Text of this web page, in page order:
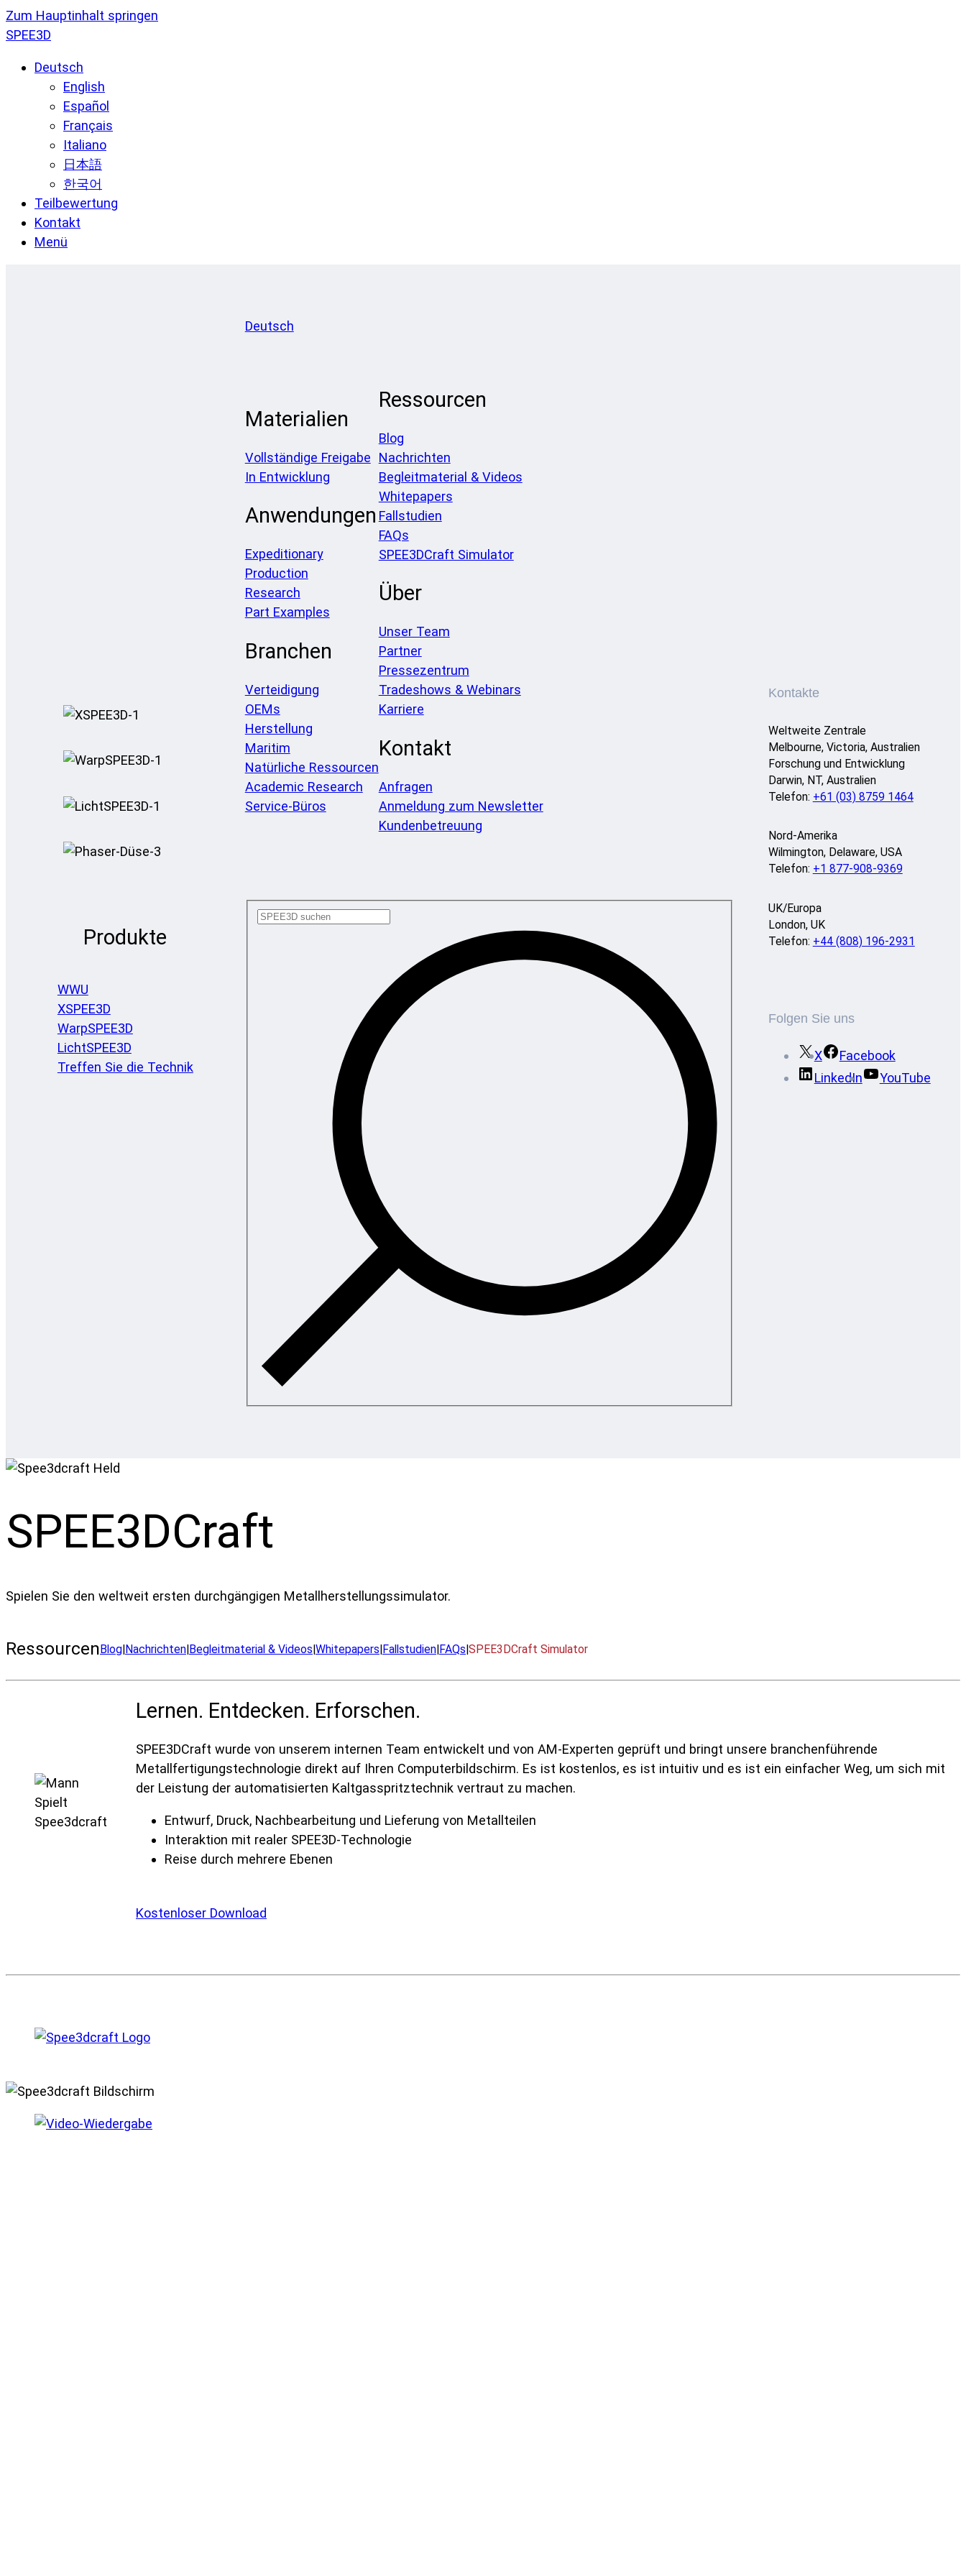
Zum Hauptinhalt springen
SPEE3D
Deutsch
English
Español
Français
Italiano
日本語
한국어
Teilbewertung
Kontakt
Menü
Produkte
WWU
XSPEE3D
WarpSPEE3D
LichtSPEE3D
Treffen Sie die Technik
Deutsch
Materialien
Vollständige Freigabe
In Entwicklung
Anwendungen
Expeditionary
Production
Research
Part Examples
Branchen
Verteidigung
OEMs
Herstellung
Maritim
Natürliche Ressourcen
Academic Research
Service-Büros
Ressourcen
Blog
Nachrichten
Begleitmaterial & Videos
Whitepapers
Fallstudien
FAQs
SPEE3DCraft Simulator
Über
Unser Team
Partner
Pressezentrum
Tradeshows & Webinars
Karriere
Kontakt
Anfragen
Anmeldung zum Newsletter
Kundenbetreuung
Kontakte
Weltweite Zentrale
Melbourne, Victoria, Australien
Forschung und Entwicklung
Darwin, NT, Australien
Telefon: +61 (03) 8759 1464
Nord-Amerika
Wilmington, Delaware, USA
Telefon: +1 877-908-9369
UK/Europa
London, UK
Telefon: +44 (808) 196-2931
Folgen Sie uns
X
Facebook
LinkedIn
YouTube
SPEE3DCraft
Spielen Sie den weltweit ersten durchgängigen Metallherstellungssimulator.
RessourcenBlog|Nachrichten|Begleitmaterial & Videos|Whitepapers|Fallstudien|FAQs|SPEE3DCraft Simulator
Lernen. Entdecken. Erforschen.
SPEE3DCraft wurde von unserem internen Team entwickelt und von AM-Experten geprüft und bringt unsere branchenführende
Metallfertigungstechnologie direkt auf Ihren Computerbildschirm. Es ist kostenlos, es ist intuitiv und es ist ein einfacher Weg, um sich mit
der Leistung der automatisierten Kaltgasspritztechnik vertraut zu machen.
Entwurf, Druck, Nachbearbeitung und Lieferung von Metallteilen
Interaktion mit realer SPEE3D-Technologie
Reise durch mehrere Ebenen
Kostenloser Download